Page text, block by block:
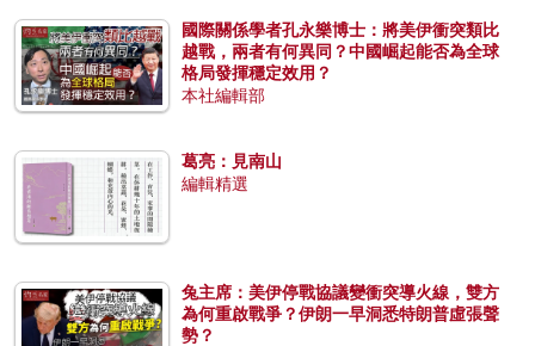
國際關係學者孔永樂博士：將美伊衝突類比
越戰，兩者有何異同？中國崛起能否為全球
格局發揮穩定效用？
本社編輯部
葛亮：見南山
編輯精選
兔主席：美伊停戰協議變衝突導火線，雙方
為何重啟戰爭？伊朗一早洞悉特朗普虛張聲
勢？